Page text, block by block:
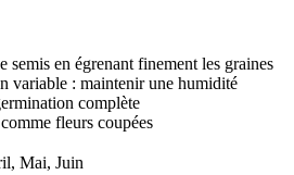
semis en égrenant finement les graines
variable : maintenir une humidité
complète
fleurs coupées
Mai, Juin